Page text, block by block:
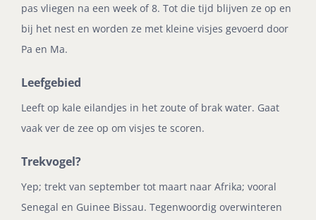
pas vliegen na een week of 8. Tot die tijd blijven ze op en
bij het nest en worden ze met kleine visjes gevoerd door
Pa en Ma.
Leefgebied
Leeft op kale eilandjes in het zoute of brak water. Gaat
vaak ver de zee op om visjes te scoren.
Trekvogel?
Yep; trekt van september tot maart naar Afrika; vooral
Senegal en Guinee Bissau. Tegenwoordig overwinteren